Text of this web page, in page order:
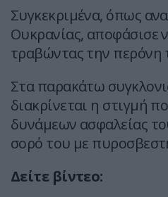
Συγκεκριμένα, όπως
Ουκρανίας, αποφάσισε
τραβώντας την περόνη
Στα παρακάτω
διακρίνεται η στιγμή
δυνάμεων ασφαλείας
σορό του με
Δείτε βίντεο: